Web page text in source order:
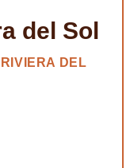
del Sol
DEL